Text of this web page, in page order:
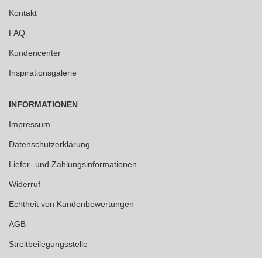
Kontakt
FAQ
Kundencenter
Inspirationsgalerie
INFORMATIONEN
Impressum
Datenschutzerklärung
Liefer- und Zahlungsinformationen
Widerruf
Echtheit von Kundenbewertungen
AGB
Streitbeilegungsstelle